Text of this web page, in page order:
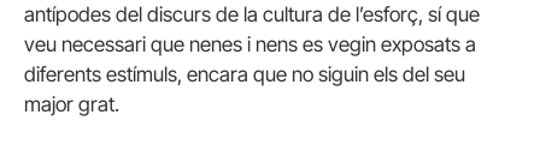
antípodes del discurs de la cultura de l’esforç, sí que
veu necessari que nenes i nens es vegin exposats a
diferents estímuls, encara que no siguin els del seu
major grat.